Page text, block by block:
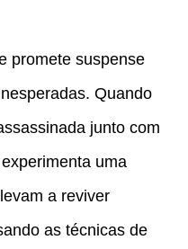
promete suspense
Quando
junto com
uma
a reviver
as técnicas de